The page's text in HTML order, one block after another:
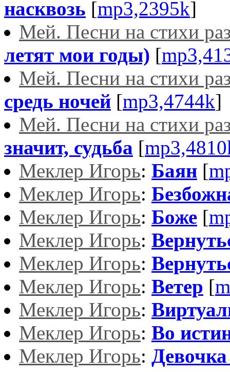
насквозь [mp3,2395k]
Мей. Песни на стихи
летят мои годы) [
Мей. Песни на стихи
средь ночей [mp3,4744k]
Мей. Песни на стихи
значит, судьба [
Меклер Игорь: Баян [
Меклер Игорь:
Меклер Игорь: Боже [
Меклер Игорь:
Меклер Игорь:
Меклер Игорь: Ветер [
Меклер Игорь:
Меклер Игорь: Во
Меклер Игорь: Девочка